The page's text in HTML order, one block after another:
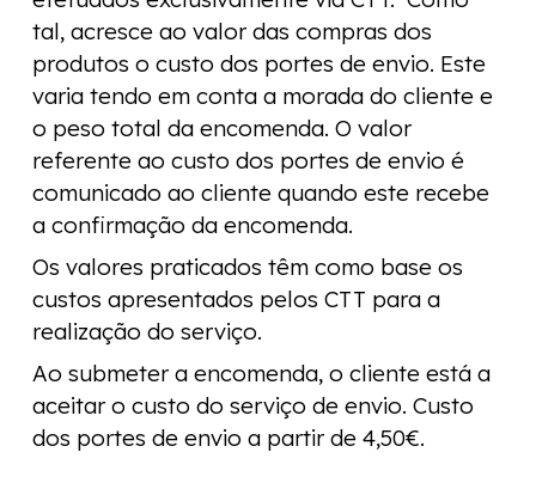
tal, acresce ao valor das compras dos
produtos o custo dos portes de envio. Este
varia tendo em conta a morada do cliente e
o peso total da encomenda. O valor
referente ao custo dos portes de envio é
comunicado ao cliente quando este recebe
a confirmação da encomenda.
Os valores praticados têm como base os
custos apresentados pelos CTT para a
realização do serviço.
Ao submeter a encomenda, o cliente está a
aceitar o custo do serviço de envio. Custo
dos portes de envio a partir de4,50€.